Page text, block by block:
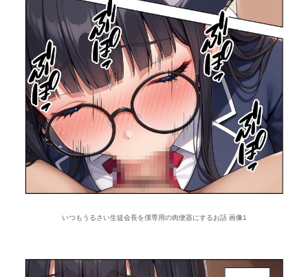
いつもうるさい生徒会長を僕専用の肉便器にするお話 画像1